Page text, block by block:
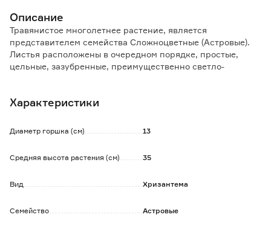
Описание
Травянистое многолетнее растение, является
представителем семейства Сложноцветные (Астровые).
Листья расположены в очередном порядке, простые,
цельные, зазубренные, преимущественно светло-
обычно расположенных однорядно.
поверхности грунта.
Характеристики
Диаметр горшка (см) 13
Средняя высота растения (см) 35
Вид Хризантема
Семейство Астровые